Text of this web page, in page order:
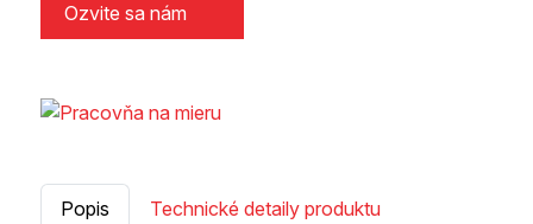
Ozvite sa nám
Popis
Technické detaily produktu